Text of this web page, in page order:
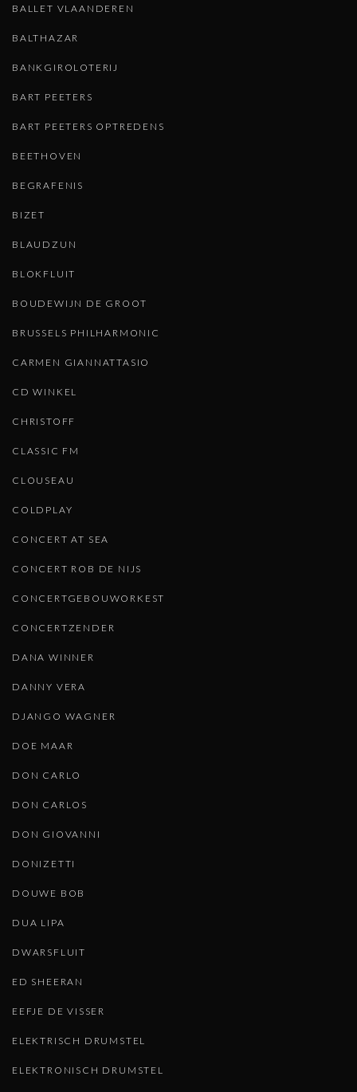
BALLET VLAANDEREN
BALTHAZAR
BANKGIROLOTERIJ
BART PEETERS
BART PEETERS OPTREDENS
BEETHOVEN
BEGRAFENIS
BIZET
BLAUDZUN
BLOKFLUIT
BOUDEWIJN DE GROOT
BRUSSELS PHILHARMONIC
CARMEN GIANNATTASIO
CD WINKEL
CHRISTOFF
CLASSIC FM
CLOUSEAU
COLDPLAY
CONCERT AT SEA
CONCERT ROB DE NIJS
CONCERTGEBOUWORKEST
CONCERTZENDER
DANA WINNER
DANNY VERA
DJANGO WAGNER
DOE MAAR
DON CARLO
DON CARLOS
DON GIOVANNI
DONIZETTI
DOUWE BOB
DUA LIPA
DWARSFLUIT
ED SHEERAN
EEFJE DE VISSER
ELEKTRISCH DRUMSTEL
ELEKTRONISCH DRUMSTEL